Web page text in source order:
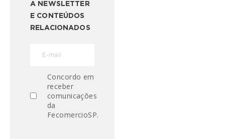
A NEWSLETTER
E CONTEÚDOS
RELACIONADOS
Concordo em
receber
comunicações
da
FecomercioSP.